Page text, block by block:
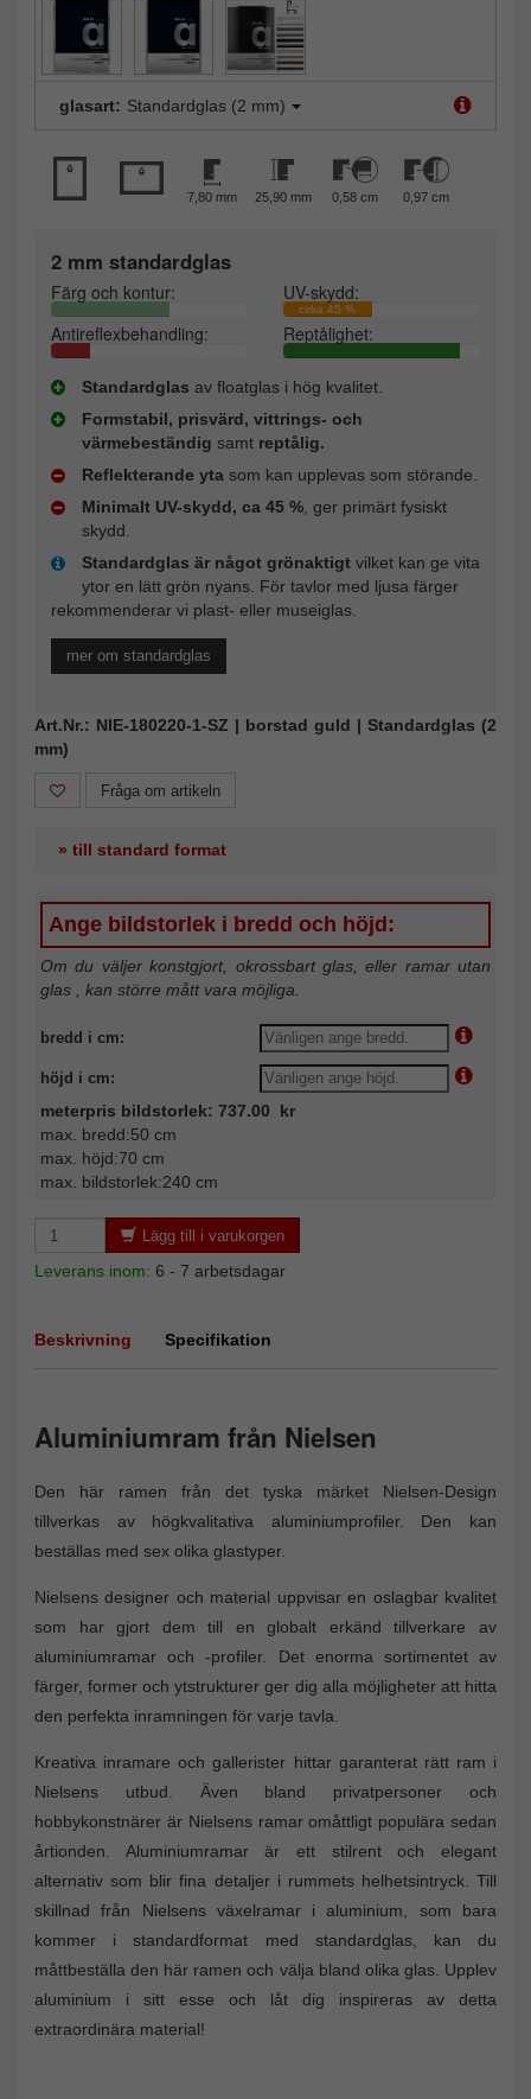
glasart: Standardglas (2 mm)
7,80 mm 25,90 mm 0,58 cm 0,97 cm
2 mm standardglas
Färg och kontur: UV-skydd:
cirka 45 %
Antireflexbehandling: Reptålighet:
Standardglas av floatglas i hög kvalitet.
Formstabil, prisvärd, vittrings- och
värmebeständig samt reptålig.
Reflekterande yta som kan upplevas som störande.
Minimalt UV-skydd, ca 45 % , ger primärt fysiskt
skydd.
Standardglas är något grönaktigt vilket kan ge vita
ytor en lätt grön nyans. För tavlor med ljusa färger
rekommenderar vi plast- eller museiglas.
mer om standardglas
Art.Nr.: NIE-180220-1-SZ | borstad guld | Standardglas (2
mm)
Fråga om artikeln
» till standard format
Ange bildstorlek i bredd och höjd:
Om du väljer konstgjort, okrossbart glas, eller ramar utan
glas , kan större mått vara möjliga.
bredd i cm:
höjd i cm:
meterpris bildstorlek: 737.00 kr
max. bredd:50 cm
max. höjd:70 cm
max. bildstorlek:240 cm
Lägg till i varukorgen
Leverans inom: 6 - 7 arbetsdagar
Beskrivning Specifikation
Aluminiumram från Nielsen
Den här ramen från det tyska märket Nielsen-Design
tillverkas av högkvalitativa aluminiumprofiler. Den kan
beställas med sex olika glastyper.
Nielsens designer och material uppvisar en oslagbar kvalitet
som har gjort dem till en globalt erkänd tillverkare av
aluminiumramar och -profiler. Det enorma sortimentet av
färger, former och ytstrukturer ger dig alla möjligheter att hitta
den perfekta inramningen för varje tavla.
Kreativa inramare och gallerister hittar garanterat rätt ram i
Nielsens utbud. Även bland privatpersoner och
hobbykonstnärer är Nielsens ramar omåttligt populära sedan
årtionden. Aluminiumramar är ett stilrent och elegant
alternativ som blir fina detaljer i rummets helhetsintryck. Till
skillnad från Nielsens växelramar i aluminium, som bara
kommer i standardformat med standardglas, kan du
måttbeställa den här ramen och välja bland olika glas. Upplev
aluminium i sitt esse och låt dig inspireras av detta
extraordinära material!